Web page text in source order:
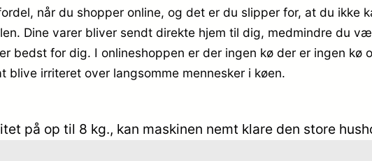
når du shopper online, og det er du slipper for, at du
Dine varer bliver sendt direkte hjem til dig, medmindre du
bedst for dig. I onlineshoppen er der ingen kø der er ingen kø
blive irriteret over langsomme mennesker i køen.
på op til 8 kg., kan maskinen nemt klare den store